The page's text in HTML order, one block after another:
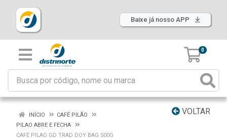
Baixe já nosso APP
0
VOLTAR
INÍCIO
CAFÉ PILÃO
PILAO ABRE E FECHA
CAFÉ PILAO GD TRAD DOY BAG 500G